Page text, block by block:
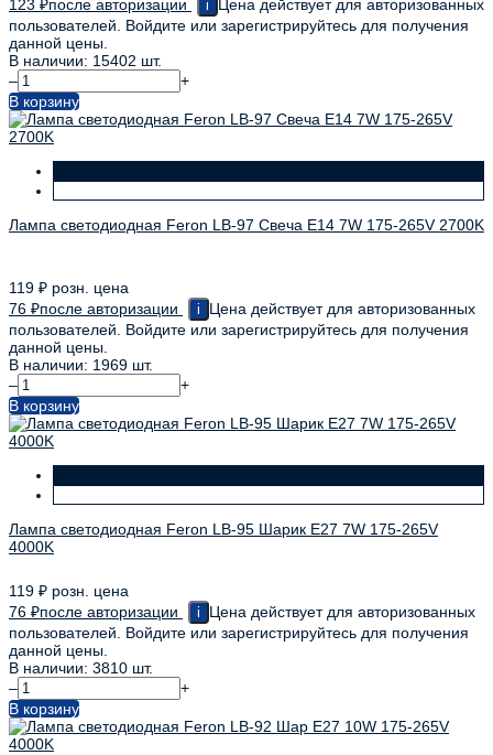
123 ₽после авторизации i
Цена действует для авторизованных
пользователей. Войдите или зарегистрируйтесь для получения
данной цены.
В наличии: 15402 шт.
–
+
В корзину
Лампа светодиодная Feron LB-97 Свеча E14 7W 175-265V 2700K
119 ₽ розн. цена
76 ₽после авторизации i
Цена действует для авторизованных
пользователей. Войдите или зарегистрируйтесь для получения
данной цены.
В наличии: 1969 шт.
–
+
В корзину
Лампа светодиодная Feron LB-95 Шарик E27 7W 175-265V
4000K
119 ₽ розн. цена
76 ₽после авторизации i
Цена действует для авторизованных
пользователей. Войдите или зарегистрируйтесь для получения
данной цены.
В наличии: 3810 шт.
–
+
В корзину